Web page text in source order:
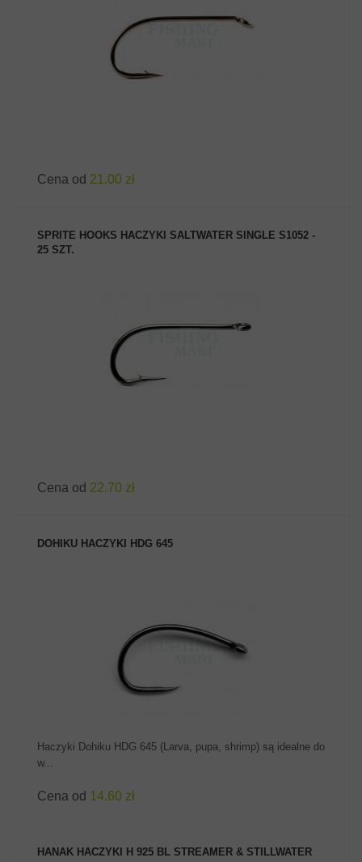
Cena od 21.00 zł
SPRITE HOOKS HACZYKI SALTWATER SINGLE S1052 -
25 SZT.
Cena od 22.70 zł
DOHIKU HACZYKI HDG 645
ZOBACZ PRODUKT
Haczyki Dohiku HDG 645 (Larva, pupa, shrimp) są idealne do
w...
Cena od 14.60 zł
HANAK HACZYKI H 925 BL STREAMER & STILLWATER